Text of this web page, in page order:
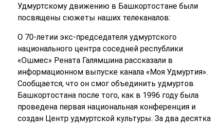
Удмуртскому движению в Башкортостане были
посвящены сюжеты наших телеканалов:
О 70-летии экс-председателя удмуртского
национального центра соседней республики
«Ошмес» Рената Галямшина рассказали в
информационном выпуске канала «Моя Удмуртия».
Сообщается, что он смог объединить удмуртов
Башкортостана после того, как в 1996 году была
проведена первая национальная конференция и
создан Центр удмуртской культуры. За два десятка